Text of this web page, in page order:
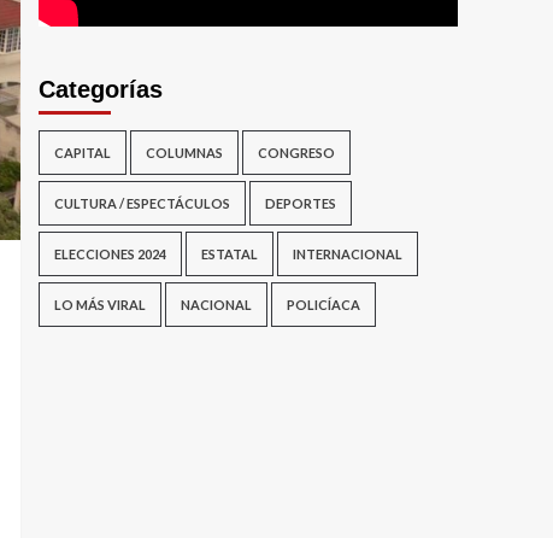
Categorías
CAPITAL COLUMNAS CONGRESO
CULTURA / ESPECTÁCULOS DEPORTES
ELECCIONES 2024 ESTATAL INTERNACIONAL
LO MÁS VIRAL NACIONAL POLICÍACA